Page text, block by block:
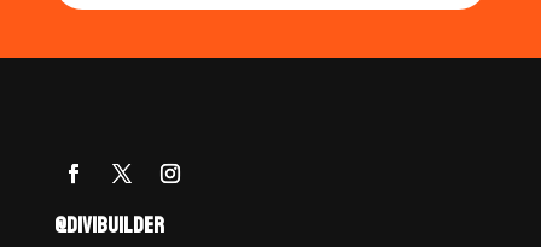
@DIVIBUILDER